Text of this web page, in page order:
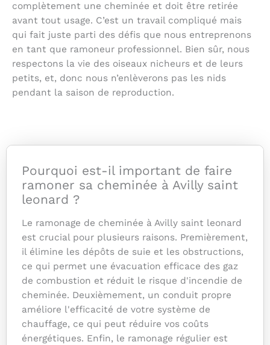
complètement une cheminée et doit être retirée
avant tout usage. C’est un travail compliqué mais
qui fait juste parti des défis que nous entreprenons
en tant que ramoneur professionnel. Bien sûr, nous
respectons la vie des oiseaux nicheurs et de leurs
petits, et, donc nous n’enlèverons pas les nids
pendant la saison de reproduction.
Pourquoi est-il important de faire
ramoner sa cheminée à Avilly saint
leonard ?
Le ramonage de cheminée à Avilly saint leonard
est crucial pour plusieurs raisons. Premièrement,
il élimine les dépôts de suie et les obstructions,
ce qui permet une évacuation efficace des gaz
de combustion et réduit le risque d'incendie de
cheminée. Deuxièmement, un conduit propre
améliore l'efficacité de votre système de
chauffage, ce qui peut réduire vos coûts
énergétiques. Enfin, le ramonage régulier est